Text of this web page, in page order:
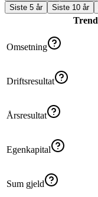
Siste 5 år
Siste 10 år
Trend
Omsetning
Driftsresultat
Årsresultat
Egenkapital
Sum gjeld